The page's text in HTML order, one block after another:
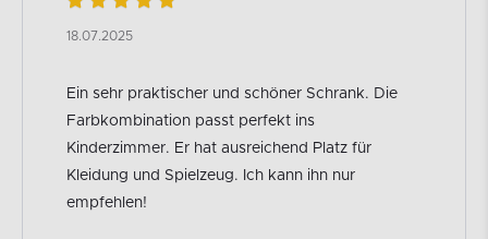
18.07.2025
Ein sehr praktischer und schöner Schrank. Die
Farbkombination passt perfekt ins
Kinderzimmer. Er hat ausreichend Platz für
Kleidung und Spielzeug. Ich kann ihn nur
empfehlen!